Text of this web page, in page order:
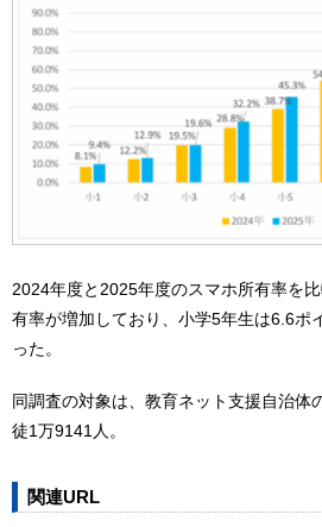
2024年度と2025年度のスマホ所有率を
有率が増加しており、小学5年生は6.6ポ
った。
同調査の対象は、教育ネット支援自治体
徒1万9141人。
関連URL